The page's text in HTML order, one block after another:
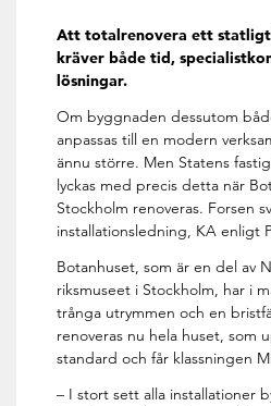
Att totalrenovera ett statligt
kräver både tid,
lösningar.
Om byggnaden dessutom
anpassas till en modern
ännu större. Men Statens
lyckas med precis detta när
Stockholm renoveras. Forsen
installationsledning, KA enligt
Botanhuset, som är en del av
riksmuseet i Stockholm, har i
trånga utrymmen och en
renoveras nu hela huset, som
standard och får klassningen
– I stort sett alla installationer